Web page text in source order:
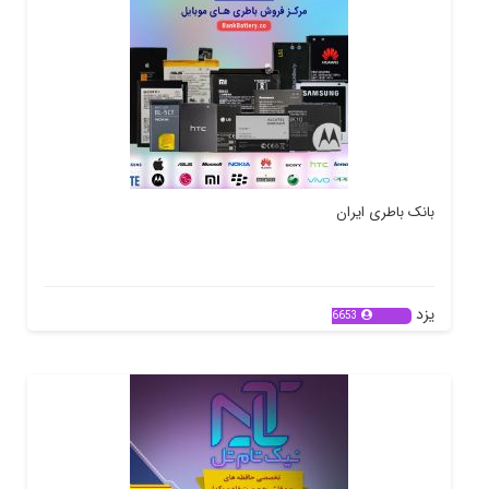
بانک باطری ایران
یزد 6653